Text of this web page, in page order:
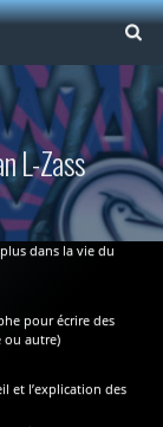
L-Zass
dans la vie du
pour écrire des
ou autre)
et l’explication des